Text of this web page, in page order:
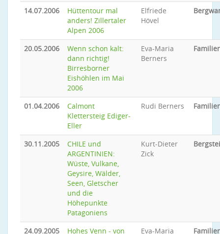
14.07.2006
Hüttentour mal
anders! Zillertaler
Alpen 2006
Elfriede
Hövel
20.05.2006
Wenn schon kalt:
dann richtig!
Birresborner
Eishöhlen im Mai
2006
Eva-Maria
Berners
01.04.2006
Calmont
Klettersteig Ediger-
Eller
Rudi Berners
30.11.2005
CHILE und
ARGENTINIEN:
Wüste, Vulkane,
Geysire, Wälder,
Seen, Gletscher
und die
Höhepunkte
Patagoniens
Kurt-Dieter
Zick
24.09.2005
Hohes Venn - von
Eva-Maria